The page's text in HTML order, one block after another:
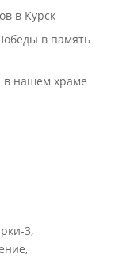
в Курск
в память
в нашем храме
3,